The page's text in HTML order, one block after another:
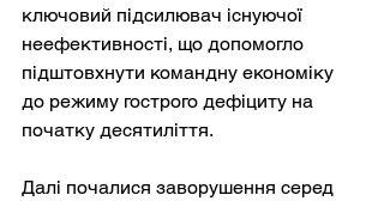
ключовий підсилювач існуючої
неефективності, що допомогло
підштовхнути командну економіку
до режиму гострого дефіциту на
початку десятиліття.
Далі почалися заворушення серед